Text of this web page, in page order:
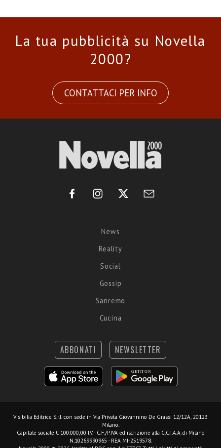
La tua pubblicità su Novella
2000?
CONTATTACI PER INFO
News
Reality
Social
Gossip
Sanremo
Cucina
ABBONATI NEWSLETTER
Visibilia Editrice S.r.l. con sede in Via Privata Giovannino De Grassi 12/12A, 20123
Milano.
Capitale sociale € 100.000,00 I.V. - C.F./P.IVA ed iscrizione alla C.C.I.A.A. di Milano
N.10269990965 - REA MI-2519578.